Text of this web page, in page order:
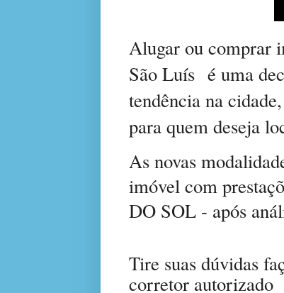
Alugar ou comprar
São Luís é uma
tendência na
para quem deseja
As novas
imóvel com
DO SOL - após
Tire suas dúvidas
corretor autorizado